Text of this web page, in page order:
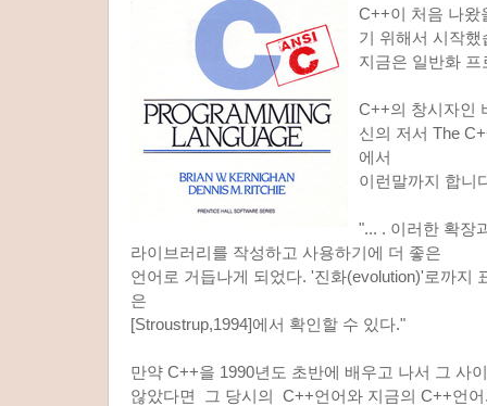
C++이 처음 나왔
기 위해서 시작했
지금은 일반화
C++의 창시자인
신의 저서 The
에서
이런말까지 합니
"... . 이러한 확장
라이브러리를 작성하고 사용하기에 더 좋은
언어로 거듭나게 되었다. '진화(evolution)'로까지
은
[Stroustrup,1994]에서 확인할 수 있다."
만약 C++을 1990년도 초반에 배우고 나서 그 사
않았다면 그 당시의 C++언어와 지금의 C++언